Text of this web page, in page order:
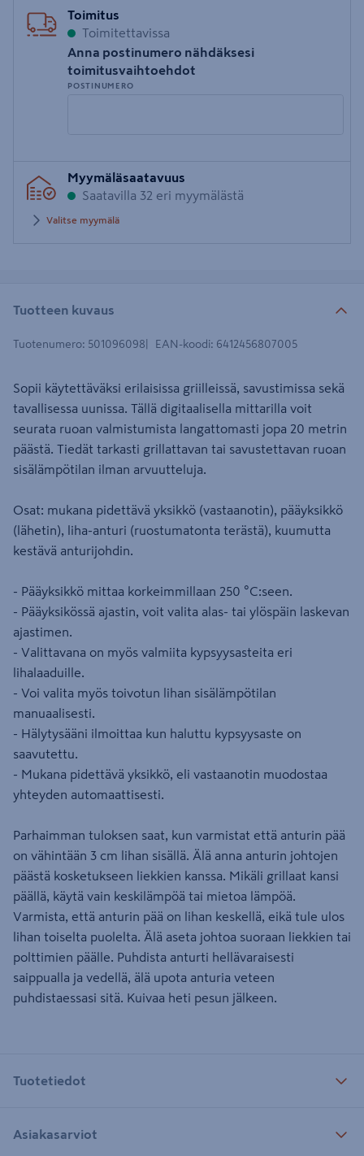
Toimitus
Toimitettavissa
Anna postinumero nähdäksesi
toimitusvaihtoehdot
POSTINUMERO
postinumero
Myymäläsaatavuus
Saatavilla 32 eri myymälästä
Valitse myymälä
Tuotteen kuvaus
Tuotenumero: 501096098 EAN-koodi: 6412456807005
Sopii käytettäväksi erilaisissa griilleissä, savustimissa sekä
tavallisessa uunissa. Tällä digitaalisella mittarilla voit
seurata ruoan valmistumista langattomasti jopa 20 metrin
päästä. Tiedät tarkasti grillattavan tai savustettavan ruoan
sisälämpötilan ilman arvuutteluja.
Osat: mukana pidettävä yksikkö (vastaanotin), pääyksikkö
(lähetin), liha-anturi (ruostumatonta terästä), kuumutta
kestävä anturijohdin.
- Pääyksikkö mittaa korkeimmillaan 250 °C:seen.
- Pääyksikössä ajastin, voit valita alas- tai ylöspäin laskevan
ajastimen.
- Valittavana on myös valmiita kypsyysasteita eri
lihalaaduille.
- Voi valita myös toivotun lihan sisälämpötilan
manuaalisesti.
- Hälytysääni ilmoittaa kun haluttu kypsyysaste on
saavutettu.
- Mukana pidettävä yksikkö, eli vastaanotin muodostaa
yhteyden automaattisesti.
Parhaimman tuloksen saat, kun varmistat että anturin pää
on vähintään 3 cm lihan sisällä. Älä anna anturin johtojen
päästä kosketukseen liekkien kanssa. Mikäli grillaat kansi
päällä, käytä vain keskilämpöä tai mietoa lämpöä.
Varmista, että anturin pää on lihan keskellä, eikä tule ulos
lihan toiselta puolelta. Älä aseta johtoa suoraan liekkien tai
polttimien päälle. Puhdista anturti hellävaraisesti
saippualla ja vedellä, älä upota anturia veteen
puhdistaessasi sitä. Kuivaa heti pesun jälkeen.
Tuotetiedot
Asiakasarviot